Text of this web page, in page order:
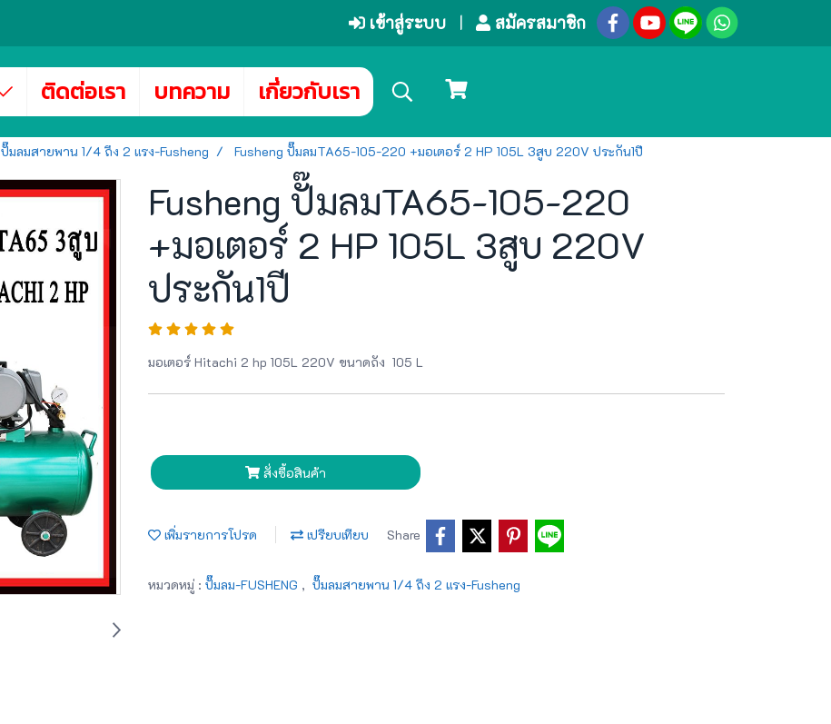
เข้าสู่ระบบ สมัครสมาชิก
ติดต่อเรา บทความ เกี่ยวกับเรา
ปั๊มลมสายพาน 1/4 ถึง 2 แรง-Fusheng Fusheng ปั๊มลมTA65-105-220 +มอเตอร์ 2 HP 105L 3สูบ 220V ประกัน1ปี
Fusheng ปั๊มลมTA65-105-220
+มอเตอร์ 2 HP 105L 3สูบ 220V
ประกัน1ปี
มอเตอร์ Hitachi 2 hp 105L 220V ขนาดถัง 105 L
สั่งซื้อสินค้า
เพิ่มรายการโปรด เปรียบเทียบ Share
หมวดหมู่ : ปั๊มลม-FUSHENG , ปั๊มลมสายพาน 1/4 ถึง 2 แรง-Fusheng